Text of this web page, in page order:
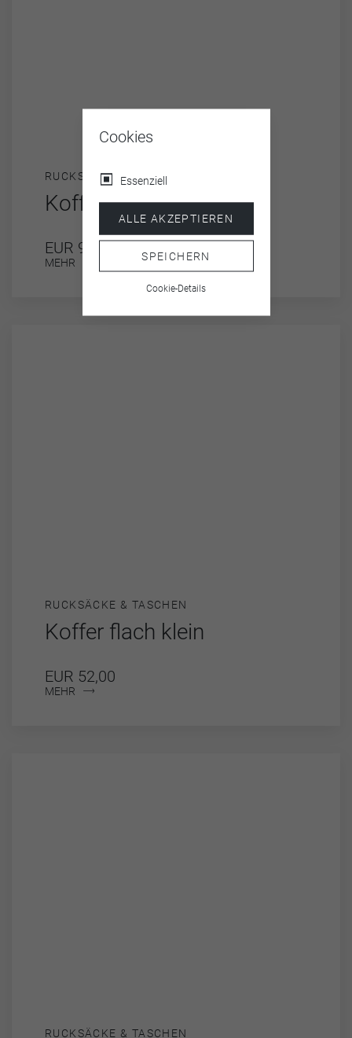
RUCKSÄCKE & TASCHEN
Koffer Set klein
EUR 99,00
MEHR
RUCKSÄCKE & TASCHEN
Koffer flach klein
EUR 52,00
MEHR
RUCKSÄCKE & TASCHEN
Cookies
Essenziell
ALLE AKZEPTIEREN
SPEICHERN
Cookie-Details